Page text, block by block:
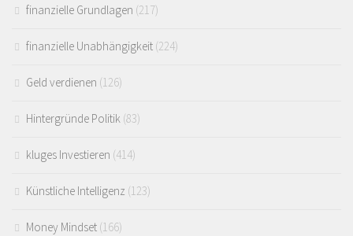
finanzielle Grundlagen (217)
finanzielle Unabhängigkeit (224)
Geld verdienen (126)
Hintergründe Politik (83)
kluges Investieren (414)
Künstliche Intelligenz (123)
Money Mindset (166)